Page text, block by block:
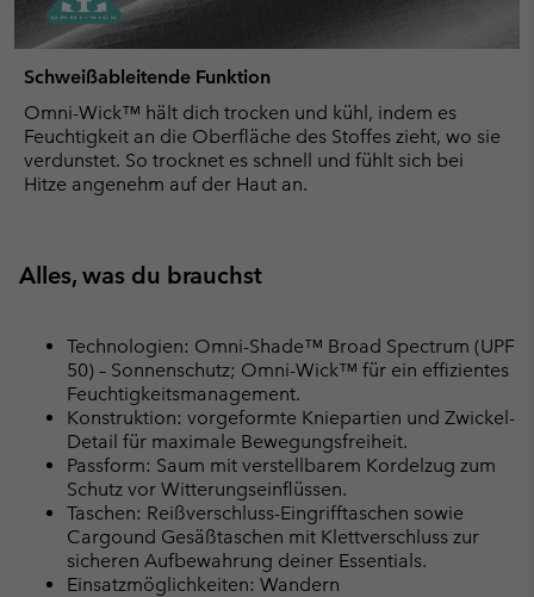
Schweißableitende Funktion
Omni-Wick™ hält dich trocken und kühl, indem es
Feuchtigkeit an die Oberfläche des Stoffes zieht, wo sie
verdunstet. So trocknet es schnell und fühlt sich bei
Hitze angenehm auf der Haut an.
Alles, was du brauchst
Technologien: Omni-Shade™ Broad Spectrum (UPF
50) – Sonnenschutz; Omni-Wick™ für ein effizientes
Feuchtigkeitsmanagement.
Konstruktion: vorgeformte Kniepartien und Zwickel-
Detail für maximale Bewegungsfreiheit.
Passform: Saum mit verstellbarem Kordelzug zum
Schutz vor Witterungseinflüssen.
Taschen: Reißverschluss-Eingrifftaschen sowie
Cargound Gesäßtaschen mit Klettverschluss zur
sicheren Aufbewahrung deiner Essentials.
Einsatzmöglichkeiten: Wandern